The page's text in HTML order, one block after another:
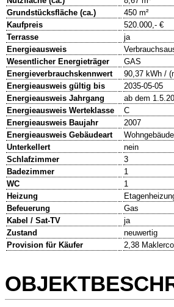
Grundstücksfläche (ca.)
450 m²
Kaufpreis
520.000,- €
Terrasse
ja
Energieausweis
Wesentlicher Energieträger
GAS
Energieverbrauchskennwert
90,37 kWh /
Energieausweis gültig bis
2035-05-05
Energieausweis Jahrgang
ab dem
Energieausweis Werteklasse
C
Energieausweis Baujahr
2007
Energieausweis Gebäudeart
Wohngebäude
Unterkellert
nein
Schlafzimmer
3
Badezimmer
1
WC
1
Heizung
Befeuerung
Gas
Kabel / Sat-TV
ja
Zustand
neuwertig
Provision für Käufer
2,38